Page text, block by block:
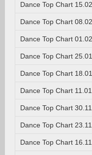
Dance Top Chart
Dance Top Chart
Dance Top Chart
Dance Top Chart
Dance Top Chart
Dance Top Chart
Dance Top Chart
Dance Top Chart
Dance Top Chart